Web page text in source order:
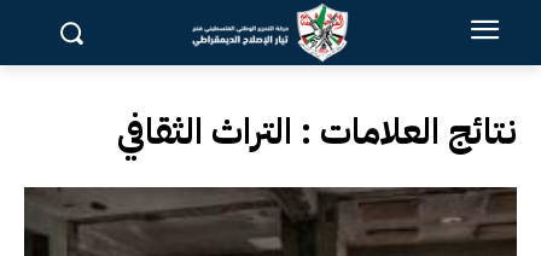
نتائج العلامات : التراث الثقافي